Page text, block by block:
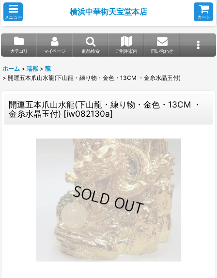
メニュー
横浜中華街天宝堂本店
カート
カテゴリ マイページ 商品検索 ご利用案内 問い合わせ
ホーム > 瑞獣 > 龍
> 開運五本爪山水龍(下山龍・練り物・金色・13CM ・金糸水晶玉付)
開運五本爪山水龍(下山龍・練り物・金色・13CM ・
金糸水晶玉付) [iw082130a]